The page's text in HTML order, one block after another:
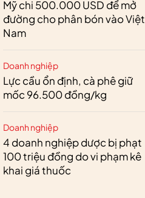
Mỹ chi 500.000 USD để mở
đường cho phân bón vào Việt
Nam
Doanh nghiệp
Lực cầu ổn định, cà phê giữ
mốc 96.500 đồng/kg
Doanh nghiệp
4 doanh nghiệp dược bị phạt
100 triệu đồng do vi phạm kê
khai giá thuốc